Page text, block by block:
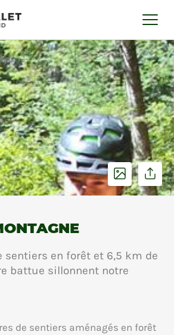
sentiers en forêt et 6,5 km de
battue sillonnent notre
de sentiers aménagés en forêt